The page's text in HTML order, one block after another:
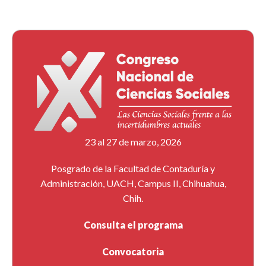
Estela García Mejía (UAEH), Cecilia Nayeli Medina
Hernández (UAEH).
Las combinatorias operativas de la red Bla Bla Car y
su representación en el campo social
Por Ramón Carlos Rocha Manilla
Modera: Raúl Chavarría Sánchez Zúñiga (UAEH).
12:00 a 14:00 horas
El panorama del campo de la formación docente en
23 al 27 de marzo, 2026
Posgrado de la Facultad de Contaduría y
Administración, UACH, Campus II, Chihuahua,
Chih.
Consulta el programa
Convocatoria